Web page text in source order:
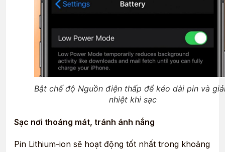
Bật chế độ Nguồn điện thấp để kéo dài pin và
nhiệt khi sạc
Sạc nơi thoáng mát, tránh ánh nắng
Pin Lithium-ion sẽ hoạt động tốt nhất trong khoảng